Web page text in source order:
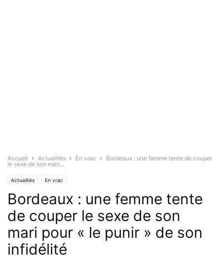
Accueil Actualités En vrac
Bordeaux : une femme tente de couper
le sexe de son mari...
Actualités En vrac
Bordeaux : une femme tente
de couper le sexe de son
mari pour « le punir » de son
infidélité